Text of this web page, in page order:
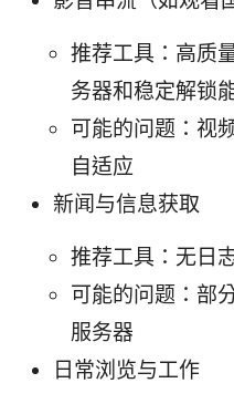
推荐工具：高质
务器和稳定解锁
可能的问题：视
自适应
新闻与信息获取
推荐工具：无日
可能的问题：部
服务器
日常浏览与工作